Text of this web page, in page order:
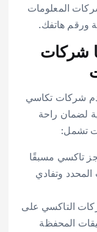
المعلومات
ورقم هاتفك.
شركات
شركات تكاسي
لضمان راحة
تشمل:
تاكسي مسبقًا
وتفادي
التاكسي على
المحفظة